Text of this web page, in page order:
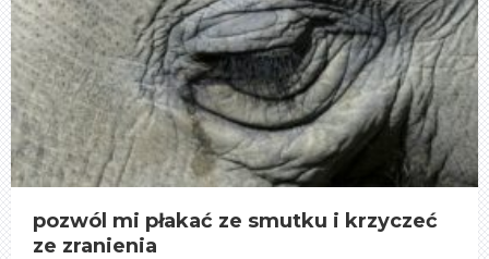
pozwól mi płakać ze smutku i krzyczeć
ze zranienia